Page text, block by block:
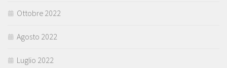
Ottobre 2022
Agosto 2022
Luglio 2022